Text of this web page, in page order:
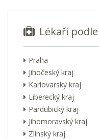
Lékaři
Praha
Jihočeský kraj
Karlovarský kraj
Liberecký kraj
Pardubický kraj
Jihomoravský kraj
Zlínský kraj